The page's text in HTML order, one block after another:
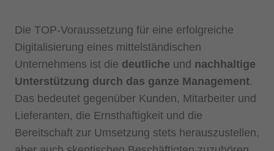
Die TOP-Voraussetzung für eine erfolgreiche
Digitalisierung eines mittelständischen
Unternehmens ist die deutliche und nachhaltige
Unterstützung durch das ganze Management.
Das bedeutet gegenüber Kunden, Mitarbeiter und
Lieferanten, die Ernsthaftigkeit und die
Bereitschaft zur Umsetzung stets herauszustellen,